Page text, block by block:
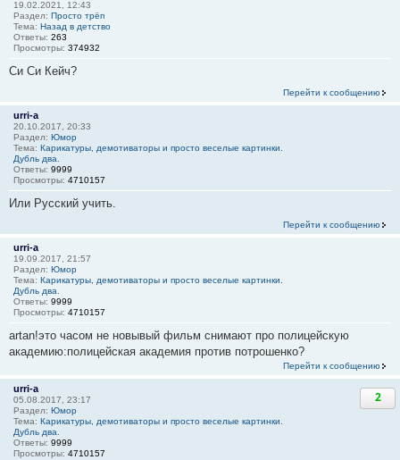
19.02.2021, 12:43
Раздел: Просто трёп
Тема: Назад в детство
Ответы: 263
Просмотры: 374932
Си Си Кейч?
Перейти к сообщению
urri-a
20.10.2017, 20:33
Раздел: Юмор
Тема: Карикатуры, демотиваторы и просто веселые картинки.
Дубль два.
Ответы: 9999
Просмотры: 4710157
Или Русский учить.
Перейти к сообщению
urri-a
19.09.2017, 21:57
Раздел: Юмор
Тема: Карикатуры, демотиваторы и просто веселые картинки.
Дубль два.
Ответы: 9999
Просмотры: 4710157
artan!это часом не новывый фильм снимают про полицейскую
академию:полицейская академия против потрошенко?
Перейти к сообщению
urri-a
05.08.2017, 23:17
Раздел: Юмор
Тема: Карикатуры, демотиваторы и просто веселые картинки.
Дубль два.
Ответы: 9999
Просмотры: 4710157
2